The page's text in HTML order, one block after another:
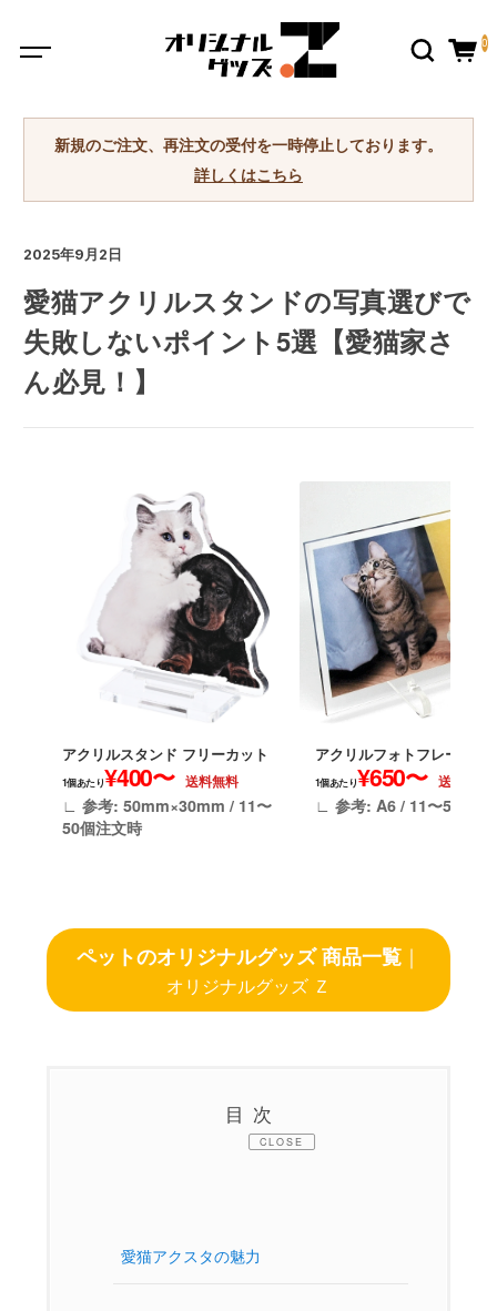
0
新規のご注文、再注文の受付を一時停止しております。
詳しくはこちら
2025年9月2日
愛猫アクリルスタンドの写真選びで
失敗しないポイント5選【愛猫家さ
ん必見！】
アクリルスタンド フリーカット
1個あたり¥400〜 送料無料
∟ 参考: 50mm×30mm / 11〜
50個注文時
アクリルフォトフレーム 横
1個あたり¥650〜 送料無料
∟ 参考: A6 / 11〜50個注
ペットのオリジナルグッズ 商品一覧｜
オリジナルグッズ Ｚ
目次
CLOSE
愛猫アクスタの魅力